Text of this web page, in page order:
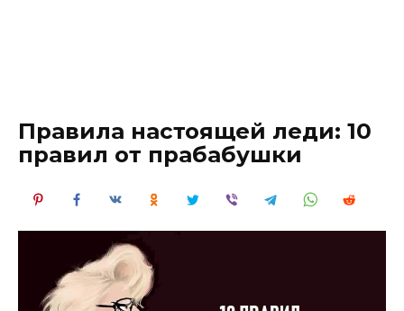
Правила настоящей леди: 10
правил от прабабушки